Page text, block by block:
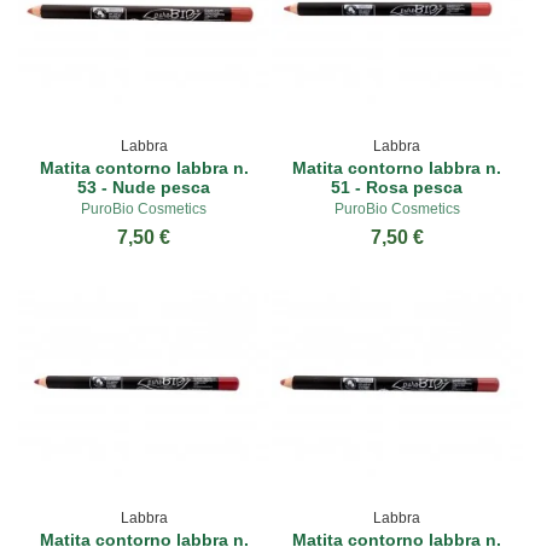
Labbra
Matita contorno labbra n.
53 - Nude pesca
PuroBio Cosmetics
7,50 €
Labbra
Matita contorno labbra n.
51 - Rosa pesca
PuroBio Cosmetics
7,50 €
Labbra
Matita contorno labbra n.
Labbra
Matita contorno labbra n.